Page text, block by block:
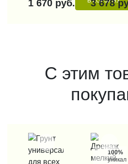
1 670 руб. 3 678
С этим
100%